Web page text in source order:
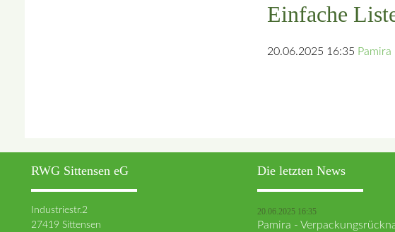
Einfache
20.06.2025 16:35
RWG Sittensen eG
Industriestr.2
27419 Sittensen
Die letzten News
20.06.2025 16:35
Pamira -